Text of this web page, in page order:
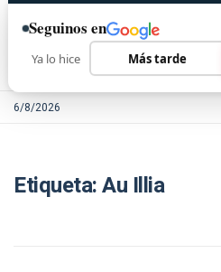
6/8/2026
Etiqueta:Au Illia
Seguinos en
Ya lo hice Más tarde